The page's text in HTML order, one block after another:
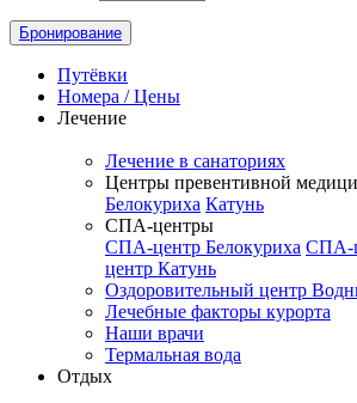
Бронирование
Путёвки
Номера / Цены
Лечение
Лечение в санаториях
Центры превентивной
Белокуриха Катунь
СПА-центры
СПА-центр Белокуриха СПА-
центр Катунь
Оздоровительный центр
Лечебные факторы курорта
Наши врачи
Термальная вода
Отдых